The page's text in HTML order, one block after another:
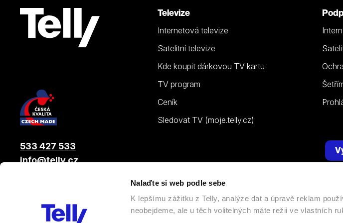
Nalaďte si web podle sebe
K lepšímu zážitku z Telly, analýze dat a úpravě reklam
neobejdeme, ale u těch volitelných máte režii ve vlastních
Televize
Internetová televize
Satelitní televize
Kde koupit dárkovou TV kartu
TV program
Ceník
Sledovat TV (moje.telly.cz)
533 427 533
info@telly.cz
, člen skupiny LAMA ENERGY GROUP | Všechna práva vyhrazena. |